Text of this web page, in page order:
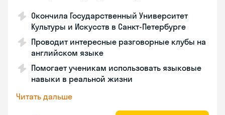
Окончила Государственный Университет
Культуры и Искусств в Санкт-Петербурге
Проводит интересные разговорные клубы на
английском языке
Помогает ученикам использовать языковые
навыки в реальной жизни
Читать дальше